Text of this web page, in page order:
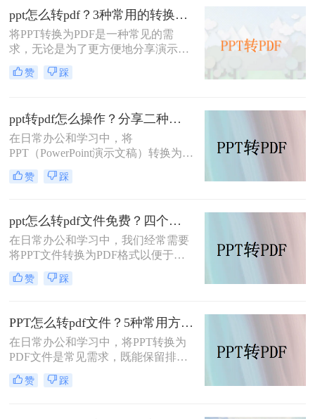
迎。那么pptx怎么转成pdf文件呢？本
文将详细介绍几种将PPTX转换成PDF
文件的方法，帮助您轻松完成转换任
务。
ppt怎么转pdf？3种常用的转换方法详解！
将PPT转换为PDF是一种常见的需
求，无论是为了更方便地分享演示文
稿，还是为了确保文档在不同设备上
的兼容性。那么ppt怎么转pdf呢？本
赞 踩
ppt转pdf怎么操作？分享二种快速转方法！
在日常办公和学习中，将
PPT（PowerPoint演示文稿）转换为
PDF格式是一种常见的需求。这样做
不仅能够确保文件在不同设备上的显
PowerPoint软件的用户查看。那么ppt
转pdf怎么操作呢？本文将详细介绍两
种PPT转PDF的方法，帮助您轻松实
现这一目标。
赞 踩
ppt怎么转pdf文件免费？四个方法帮你快速搞定
在日常办公和学习中，我们经常需要
将PPT文件转换为PDF格式以便于分
享、保存和打印。那么ppt怎么转pdf
文件免费呢？以下将详细介绍四种免
赞 踩
PPT怎么转pdf文件？5种常用方法详解！
在日常办公和学习中，将PPT转换为
PDF文件是常见需求，既能保留排版
格式，又方便跨平台分享。那么PPT
怎么转pdf文件呢？本文将介绍5种常
赞 踩